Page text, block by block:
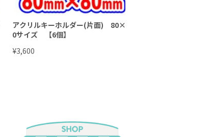
アクリルキーホルダー(片面) 80×8
0サイズ 【6個】
¥3,600